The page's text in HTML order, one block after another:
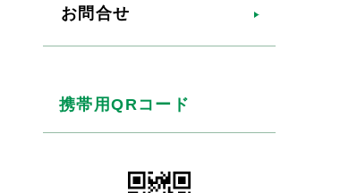
お問合せ
携帯用QRコード